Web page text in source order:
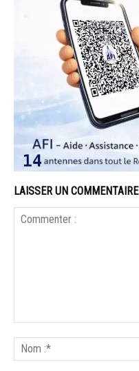
LAISSER UN COMMENTAIRE